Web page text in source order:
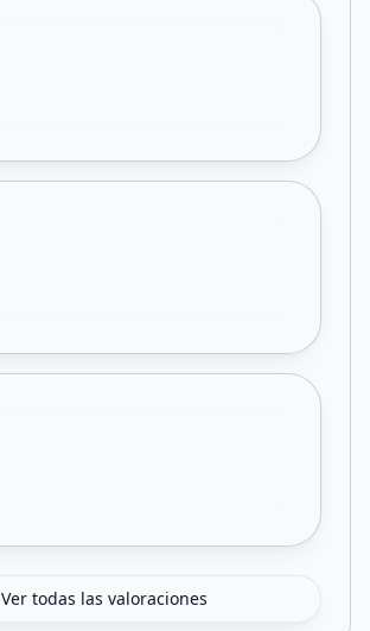
Ver todas las valoraciones